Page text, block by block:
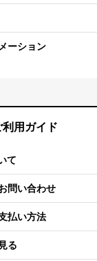
ーション
利用ガイド
て
問い合わせ
払い方法
る